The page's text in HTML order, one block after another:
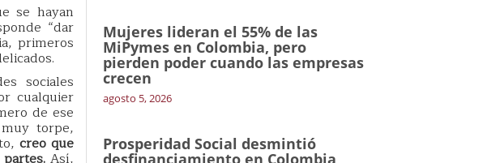
se hayan
“dar
primeros
sociales
cualquier
de ese
torpe,
creo que
Mujeres lideran el 55% de las
MiPymes en Colombia, pero
pierden poder cuando las empresas
crecen
agosto 5, 2026
Prosperidad Social desmintió
desfinanciamiento en Colombia